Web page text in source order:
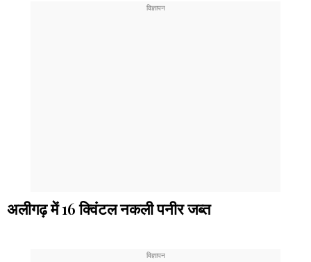
अलीगढ़ में 16 क्विंटल नकली पनीर जब्त